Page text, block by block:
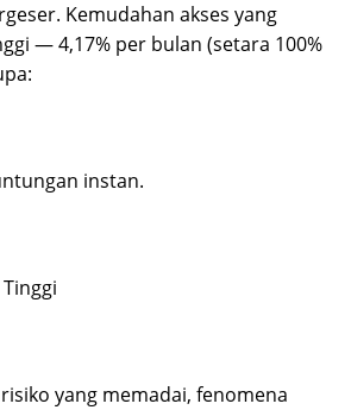
Kemudahan akses yang
— 4,17% per bulan (setara 100%
instan.
yang memadai, fenomena